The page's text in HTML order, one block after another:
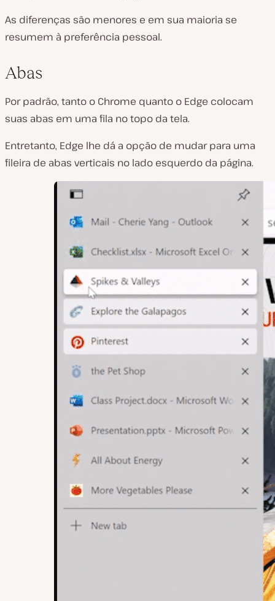
As diferenças são menores e em sua maioria se
resumem à preferência pessoal.
Abas
Por padrão, tanto o Chrome quanto o Edge colocam
suas abas em uma fila no topo da tela.
Entretanto, Edge lhe dá a opção de mudar para uma
fileira de abas verticais no lado esquerdo da página.